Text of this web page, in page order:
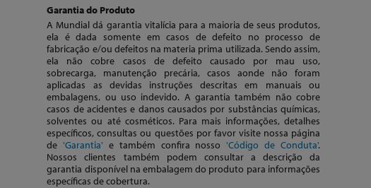
Garantia do Produto
A Mundial dá garantia vitalícia para a maioria de seus produtos,
ela é dada somente em casos de defeito no processo de
fabricação e/ou defeitos na materia prima utilizada. Sendo assim,
ela não cobre casos de defeito causado por mau uso,
sobrecarga, manutenção precária, casos aonde não foram
aplicadas as devidas instruções descritas em manuais ou
embalagens, ou uso indevido. A garantia também não cobre
casos de acidentes e danos causados por substâncias químicas,
solventes ou até cosméticos. Para mais informações, detalhes
específicos, consultas ou questões por favor visite nossa página
de'Garantia' e também confira nosso'Código de Conduta'.
Nossos clientes também podem consultar a descrição da
garantia disponível na embalagem do produto para informações
específicas de cobertura.